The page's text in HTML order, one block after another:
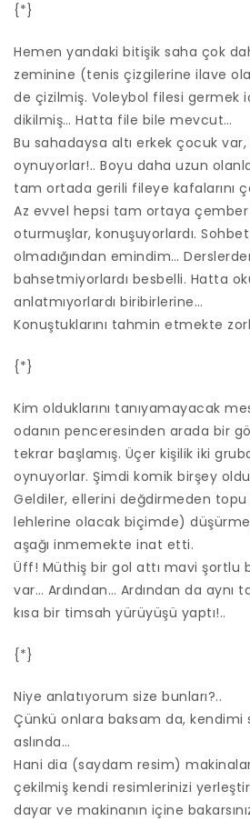
{*}
Hemen yandaki bitişik saha çok
zeminine (tenis çizgilerine ilave
de çizilmiş. Voleybol filesi germek
dikilmiş… Hatta file bile mevcut…
Bu sahadaysa altı erkek çocuk
oynuyorlar!.. Boyu daha uzun
tam ortada gerili fileye kafalarını
Az evvel hepsi tam ortaya
oturmuşlar, konuşuyorlardı. Sohbet
olmadığından emindim…
bahsetmiyorlardı besbelli. Hatta
anlatmıyorlardı biribirlerine…
Konuştuklarını tahmin etmekte
{*}
Kim olduklarını tanıyamayacak
odanın penceresinden arada bir
tekrar başlamış. Üçer kişilik iki
oynuyorlar. Şimdi komik birşey
Geldiler, ellerini değdirmeden topu
lehlerine olacak biçimde)
aşağı inmemekte inat etti.
Üff! Müthiş bir gol attı mavi şortlu
var… Ardından… Ardından da aynı
kısa bir timsah yürüyüşü yaptı!..
{*}
Niye anlatıyorum size bunları?..
Çünkü onlara baksam da, kendimi
aslında…
Hani dia (saydam resim)
çekilmiş kendi resimlerinizi
dayar ve makinanın içine